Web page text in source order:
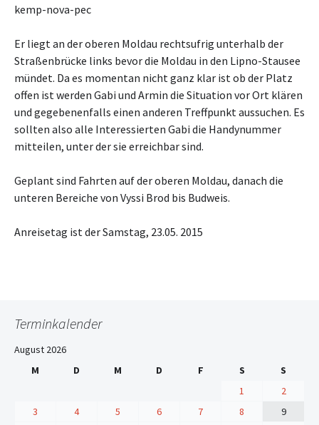
kemp-nova-pec
Er liegt an der oberen Moldau rechtsufrig unterhalb der
Straßenbrücke links bevor die Moldau in den Lipno-Stausee
mündet. Da es momentan nicht ganz klar ist ob der Platz
offen ist werden Gabi und Armin die Situation vor Ort klären
und gegebenenfalls einen anderen Treffpunkt aussuchen. Es
sollten also alle Interessierten Gabi die Handynummer
mitteilen, unter der sie erreichbar sind.
Geplant sind Fahrten auf der oberen Moldau, danach die
unteren Bereiche von Vyssi Brod bis Budweis.
Anreisetag ist der Samstag, 23.05. 2015
Terminkalender
August 2026
M
D M D F S
S
1
2
3
4 5 6 7 8
9